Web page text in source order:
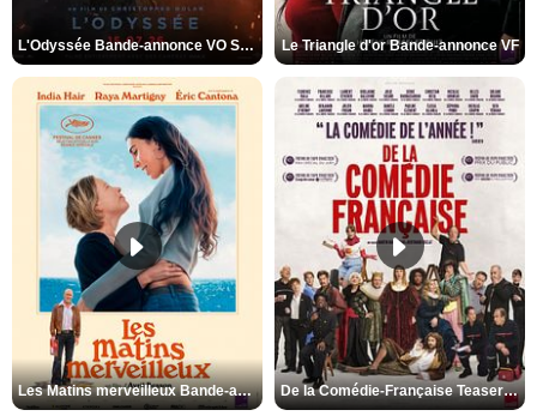
L'Odyssée Bande-annonce VO STFR Le Triangle d'or Bande-annonce VF
Les Matins merveilleux Bande-annonce VF De la Comédie-Française Teaser VF